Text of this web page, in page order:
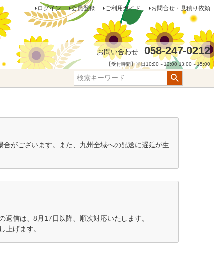
ログイン 会員登録 ご利用ガイド お問合せ・見積り依頼
お問い合わせ 058-247-0212
【受付時間】平日10:00～12:00 13:00～15:00
がございます。また、九州全域への配送に遅延が生
信は、8月17日以降、順次対応いたします。
上げます。